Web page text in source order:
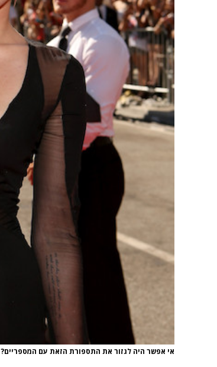
אי אפשר היה לגזור את התספורת הזאת עם המספריים?